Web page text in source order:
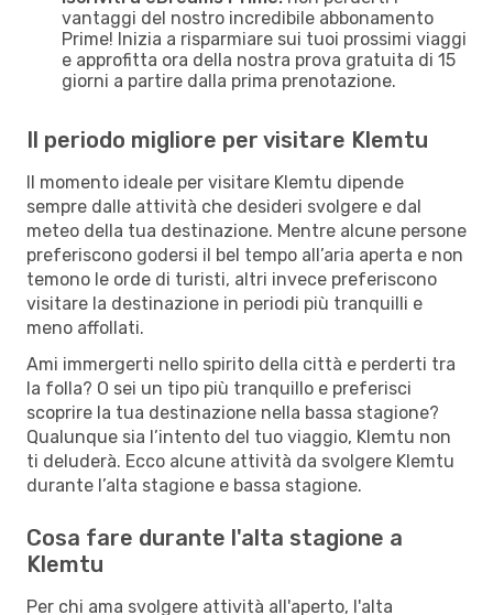
vantaggi del nostro incredibile abbonamento
Prime! Inizia a risparmiare sui tuoi prossimi viaggi
e approfitta ora della nostra prova gratuita di 15
giorni a partire dalla prima prenotazione.
Il periodo migliore per visitare Klemtu
Il momento ideale per visitare Klemtu dipende
sempre dalle attività che desideri svolgere e dal
meteo della tua destinazione. Mentre alcune persone
preferiscono godersi il bel tempo all’aria aperta e non
temono le orde di turisti, altri invece preferiscono
visitare la destinazione in periodi più tranquilli e
meno affollati.
Ami immergerti nello spirito della città e perderti tra
la folla? O sei un tipo più tranquillo e preferisci
scoprire la tua destinazione nella bassa stagione?
Qualunque sia l’intento del tuo viaggio, Klemtu non
ti deluderà. Ecco alcune attività da svolgere Klemtu
durante l’alta stagione e bassa stagione.
Cosa fare durante l'alta stagione a
Klemtu
Per chi ama svolgere attività all'aperto, l'alta